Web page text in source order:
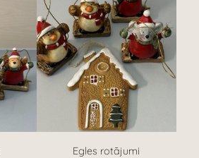
Egles rotājumi